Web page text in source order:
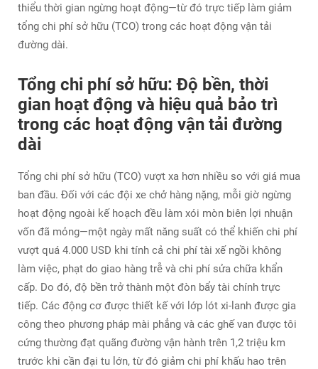
thiểu thời gian ngừng hoạt động—từ đó trực tiếp làm giảm
tổng chi phí sở hữu (TCO) trong các hoạt động vận tải
đường dài.
Tổng chi phí sở hữu: Độ bền, thời
gian hoạt động và hiệu quả bảo trì
trong các hoạt động vận tải đường
dài
Tổng chi phí sở hữu (TCO) vượt xa hơn nhiều so với giá mua
ban đầu. Đối với các đội xe chở hàng nặng, mỗi giờ ngừng
hoạt động ngoài kế hoạch đều làm xói mòn biên lợi nhuận
vốn đã mỏng—một ngày mất năng suất có thể khiến chi phí
vượt quá 4.000 USD khi tính cả chi phí tài xế ngồi không
làm việc, phạt do giao hàng trễ và chi phí sửa chữa khẩn
cấp. Do đó, độ bền trở thành một đòn bẩy tài chính trực
tiếp. Các động cơ được thiết kế với lớp lót xi-lanh được gia
công theo phương pháp mài phẳng và các ghế van được tôi
cứng thường đạt quãng đường vận hành trên 1,2 triệu km
trước khi cần đại tu lớn, từ đó giảm chi phí khấu hao trên